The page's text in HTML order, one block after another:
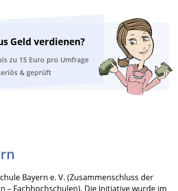
Geld verdienen?
zu 15 Euro pro Umfrage
& geprüft
Bayern e. V. (Zusammenschluss der
– Fachhochschulen). Die Initiative wurde im
Erschreckend: Asylbewerber treiben
Ihr Kind kam schwer behindert zur